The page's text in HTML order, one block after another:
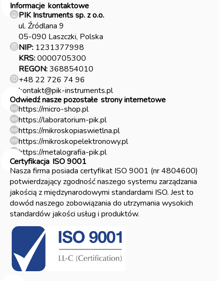
Informacje kontaktowe
PIK Instruments sp. z o.o.
ul. Źródlana 9
05-090 Laszczki, Polska
NIP: 1231377998
KRS:0000705300
REGON:368854010
+48 22 726 74 96
kontakt@pik-instruments.pl
Odwiedź nasze pozostałe strony internetowe
https://micro-shop.pl
https://laboratorium-pik.pl
https://mikroskopiaswietlna.pl
https://mikroskopelektronowy.pl
https://metalografia-pik.pl
Certyfikacja ISO 9001
Nasza firma posiada certyfikat ISO 9001 (nr 4804600)
potwierdzający zgodność naszego systemu zarządzania
jakością z międzynarodowymi standardami ISO. Jest to
dowód naszego zobowiązania do utrzymania wysokich
standardów jakości usług i produktów.